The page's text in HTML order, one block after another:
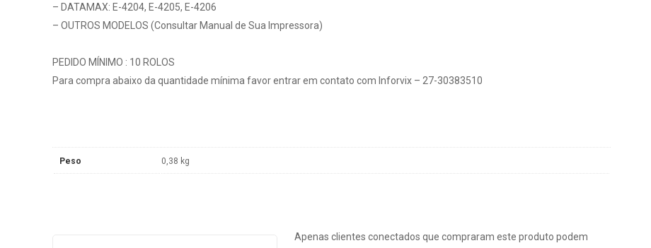
– DATAMAX: E-4204, E-4205, E-4206
– OUTROS MODELOS (Consultar Manual de Sua Impressora)
PEDIDO MÍNIMO : 10 ROLOS
Para compra abaixo da quantidade mínima favor entrar em contato com Inforvix – 27-30383510
Peso 0,38 kg
Apenas clientes conectados que compraram este produto podem